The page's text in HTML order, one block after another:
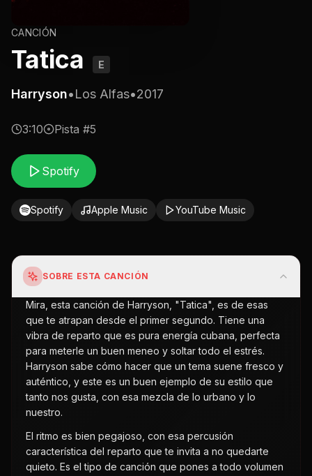
CANCIÓN
Tatica E
Harryson•Los Alfas•2017
3:10 Pista #5
Spotify
Spotify Apple Music YouTube Music
SOBRE ESTA CANCIÓN
Mira, esta canción de Harryson, "Tatica", es de esas
que te atrapan desde el primer segundo. Tiene una
vibra de reparto que es pura energía cubana, perfecta
para meterle un buen meneo y soltar todo el estrés.
Harryson sabe cómo hacer que un tema suene fresco y
auténtico, y este es un buen ejemplo de su estilo que
tanto nos gusta, con esa mezcla de lo urbano y lo
nuestro.
El ritmo es bien pegajoso, con esa percusión
característica del reparto que te invita a no quedarte
quieto. Es el tipo de canción que pones a todo volumen